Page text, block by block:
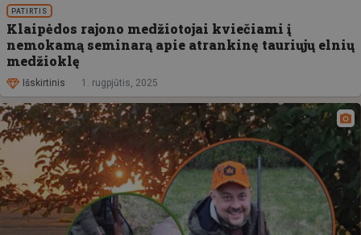
PATIRTIS
Klaipėdos rajono medžiotojai kviečiami į
nemokamą seminarą apie atrankinę tauriųjų elnių
medžioklę
Išskirtinis 1. rugpjūtis, 2025